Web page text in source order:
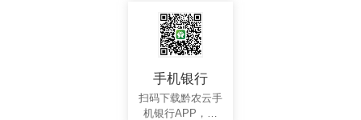
手机银行
扫码下载黔农云手
机银行APP，轻